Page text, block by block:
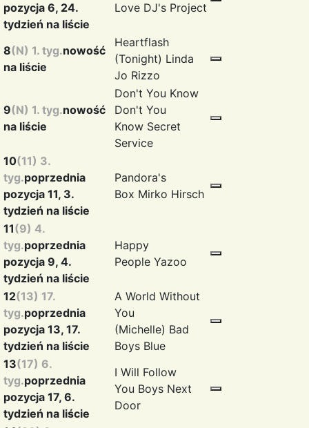
pozycja 6, 24.
tydzień na liście
Love DJ's Project
8(N) 1. tyg.nowość
na liście
Heartflash
(Tonight) Linda
Jo Rizzo
9(N) 1. tyg.nowość
na liście
Don't You Know
Don't You
Know Secret
Service
10(11) 3.
tyg.poprzednia
pozycja 11, 3.
tydzień na liście
Pandora's
Box Mirko Hirsch
11(9) 4.
tyg.poprzednia
pozycja 9, 4.
tydzień na liście
Happy
People Yazoo
12(13) 17.
tyg.poprzednia
pozycja 13, 17.
tydzień na liście
A World Without
You
(Michelle) Bad
Boys Blue
13(17) 6.
tyg.poprzednia
pozycja 17, 6.
tydzień na liście
I Will Follow
You Boys Next
Door